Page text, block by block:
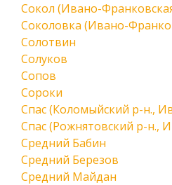
Сокол (Ивано-
Соколовка (Ивано-
Солотвин
Солуков
Сопов
Сороки
Спас (Коломыйский р-н.,
Спас (Рожнятовский р-н.,
Средний Бабин
Средний Березов
Средний Майдан